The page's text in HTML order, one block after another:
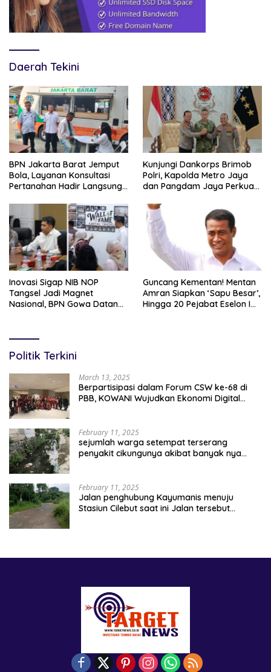
Daerah Tekini
BPN Jakarta Barat Jemput
Bola, Layanan Konsultasi
Pertanahan Hadir Langsung
Kunjungi Dankorps Brimob
Polri, Kapolda Metro Jaya
dan Pangdam Jaya Perkuat
Inovasi Sigap NIB NOP
Tangsel Jadi Magnet
Nasional, BPN Gowa Datang
Guncang Kementan! Mentan
Amran Siapkan ‘Sapu Besar’,
Hingga 20 Pejabat Eselon I
Politik Terkini
March 13, 2025
Berpartisipasi dalam Forum CSW ke-68 di
PBB, KOWANI Wujudkan Ekonomi Digital
February 11, 2025
sejumlah warga setempat terserang
penyakit cikungunya akibat banyak nya
February 11, 2025
Jalan penghubung Kayumanis menuju
Stasiun Cilebut saat ini Jalan tersebut